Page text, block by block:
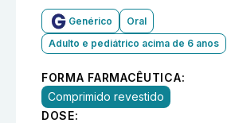
Genérico
Oral
Adulto e pediátrico acima de 6 anos
FORMA FARMACÊUTICA:
Comprimido revestido
DOSE: